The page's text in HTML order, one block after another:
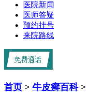
医院新闻
医师答疑
预约挂号
来院路线
首页 > 牛皮癣百科>